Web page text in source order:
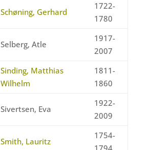
Schøning, Gerhard
1722-
1780
Selberg, Atle
1917-
2007
Sinding, Matthias
Wilhelm
1811-
1860
Sivertsen, Eva
1922-
2009
Smith, Lauritz
1754-
1794